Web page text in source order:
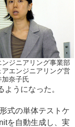
ンジニアリング事業部
アエンジニアリング営
奈子氏
うになった。
式の単体テストケ
を自動生成し、実